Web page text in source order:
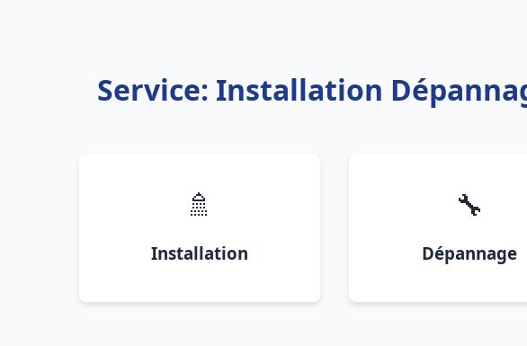
Service: Installation
🚿
Installation
🔧
Dépannage